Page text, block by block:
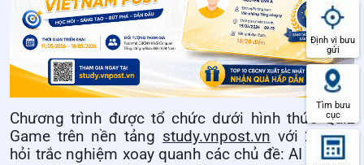
Chương trình được tổ chức dưới hình thức Quiz
Game trên nền tảng study.vnpost.vn với 20 câu
hỏi trắc nghiệm xoay quanh các chủ đề: AI và ứng
Định vị bưu
gửi
Tìm bưu
cục